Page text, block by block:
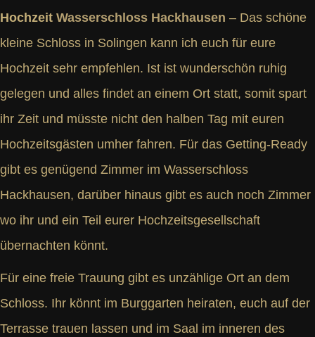
Hochzeit Wasserschloss Hackhausen – Das schöne
kleine Schloss in Solingen kann ich euch für eure
Hochzeit sehr empfehlen. Ist ist wunderschön ruhig
gelegen und alles findet an einem Ort statt, somit spart
ihr Zeit und müsste nicht den halben Tag mit euren
Hochzeitsgästen umher fahren. Für das Getting-Ready
gibt es genügend Zimmer im Wasserschloss
Hackhausen, darüber hinaus gibt es auch noch Zimmer
wo ihr und ein Teil eurer Hochzeitsgesellschaft
übernachten könnt.
Für eine freie Trauung gibt es unzählige Ort an dem
Schloss. Ihr könnt im Burggarten heiraten, euch auf der
Terrasse trauen lassen und im Saal im inneren des